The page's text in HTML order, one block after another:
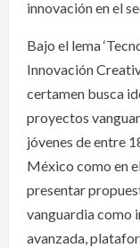
innovación en el
Bajo el lema
Innovación
certamen busca
proyectos
jóvenes de entre
México como en
presentar
vanguardia como
avanzada,